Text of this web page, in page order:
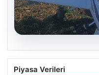
06.08.2026
Uçak sert iniş
Piyasa Verileri